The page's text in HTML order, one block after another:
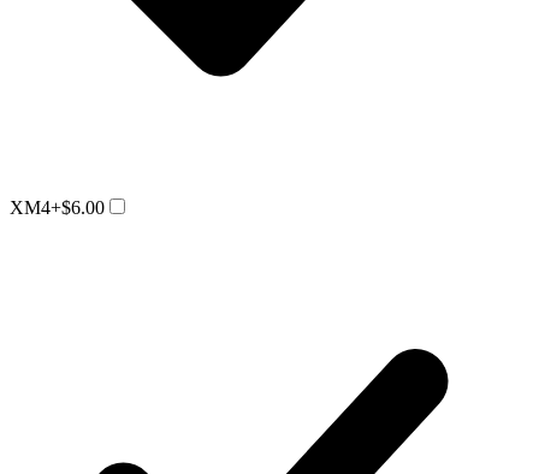
XM4+$6.00